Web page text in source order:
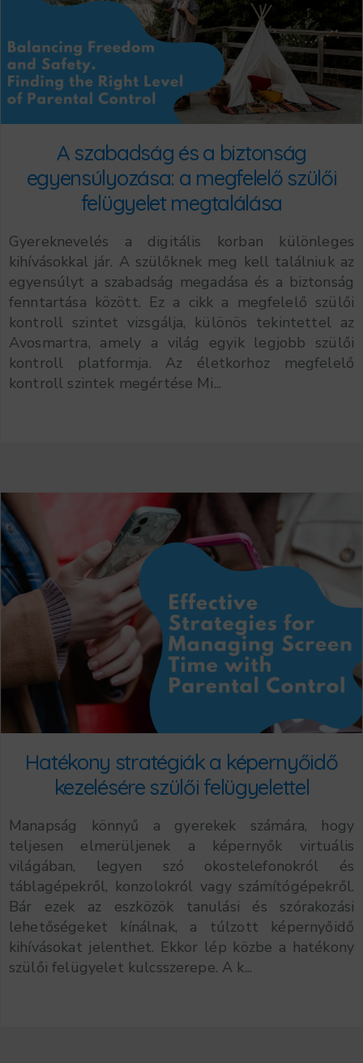
A szabadság és a biztonság
egyensúlyozása: a megfelelő szülői
felügyelet megtalálása
Gyereknevelés a digitális korban különleges
kihívásokkal jár. A szülőknek meg kell találniuk az
egyensúlyt a szabadság megadása és a biztonság
fenntartása között. Ez a cikk a megfelelő szülői
kontroll szintet vizsgálja, különös tekintettel az
Avosmartra, amely a világ egyik legjobb szülői
kontroll platformja. Az életkorhoz megfelelő
kontroll szintek megértése Mi...
Hatékony stratégiák a képernyőidő
kezelésére szülői felügyelettel
Manapság könnyű a gyerekek számára, hogy
teljesen elmerüljenek a képernyők virtuális
világában, legyen szó okostelefonokról és
táblagépekről, konzolokról vagy számítógépekről.
Bár ezek az eszközök tanulási és szórakozási
lehetőségeket kínálnak, a túlzott képernyőidő
kihívásokat jelenthet. Ekkor lép közbe a hatékony
szülői felügyelet kulcsszerepe. A k...